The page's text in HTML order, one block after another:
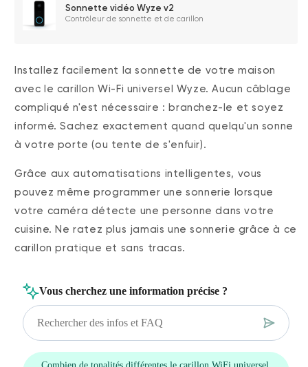
Sonnette vidéo Wyze v2
Contrôleur de sonnette et de carillon
Installez facilement la sonnette de votre maison
avec le carillon Wi-Fi universel Wyze. Aucun câblage
compliqué n'est nécessaire : branchez-le et soyez
informé. Sachez exactement quand quelqu'un sonne
à votre porte (ou tente de s'enfuir).
Grâce aux automatisations intelligentes, vous
pouvez même programmer une sonnerie lorsque
votre caméra détecte une personne dans votre
cuisine. Ne ratez plus jamais une sonnerie grâce à ce
carillon pratique et sans tracas.